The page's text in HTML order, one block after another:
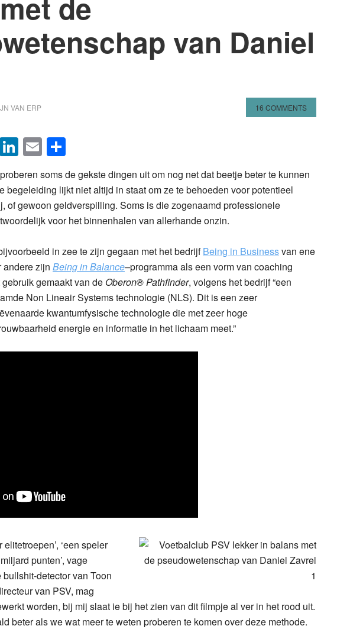
van Daniel
VAN ERP 16 COMMENTS
WhatsApp
LinkedIn
Email
soms de gekste dingen uit om nog net dat beetje beter te kunnen
begeleiding lijkt niet altijd in staat om ze te behoeden voor potentieel
of gewoon geldverspilling. Soms is die zogenaamd professionele
voor het binnenhalen van allerhande onzin.
in zee te zijn gegaan met het bedrijfBeing in Businessvan ene
andere zijn Being in Balance–programma als een vorm van coaching
gemaakt van de Oberon® Pathfinder, volgens het bedrijf “een
Non Lineair Systems technologie (NLS). Dit is een zeer
kwantumfysische technologie die met zeer hoge
energie en informatie in het lichaam meet.”
‘een speler
punten’, vage
detector van Toon
van PSV, mag
worden, bij mij slaat ie bij het zien van dit filmpje al ver in het rood uit.
beter als we wat meer te weten proberen te komen over deze methode.